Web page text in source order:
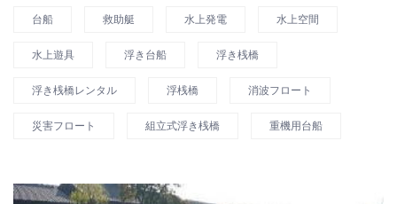
台船 救助艇 水上発電 水上空間
水上遊具 浮き台船 浮き桟橋
浮き桟橋レンタル 浮桟橋 消波フロート
災害フロート 組立式浮き桟橋 重機用台船